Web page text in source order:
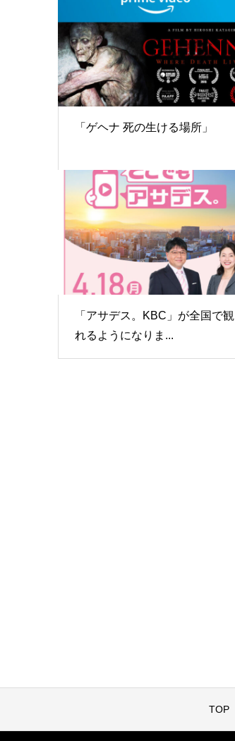
「ゲヘナ 死の生ける場所」
「アサデス。KBC」が全国で観
れるようになりま...
TOP